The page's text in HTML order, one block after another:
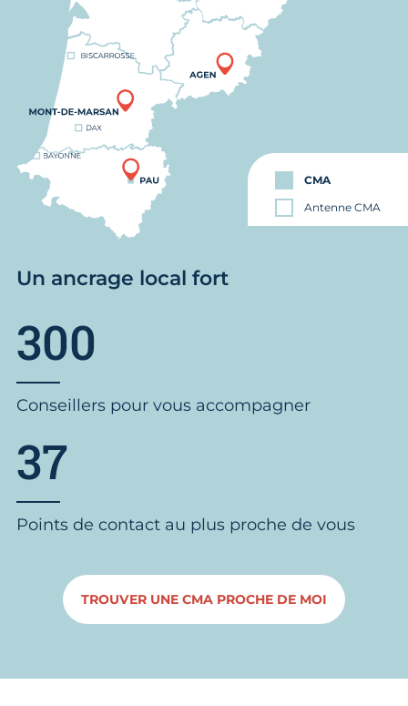
CMA
Antenne CMA
Un ancrage local fort
300
Conseillers pour vous accompagner
37
Points de contact au plus proche de vous
TROUVER UNE CMA PROCHE DE MOI